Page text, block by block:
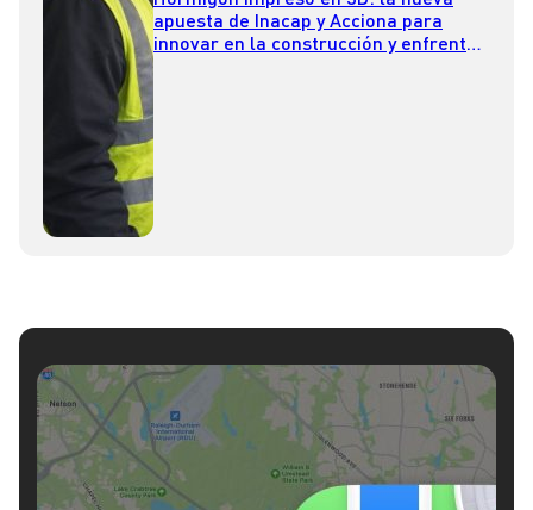
apuesta de Inacap y Acciona para
innovar en la construcción y enfrentar